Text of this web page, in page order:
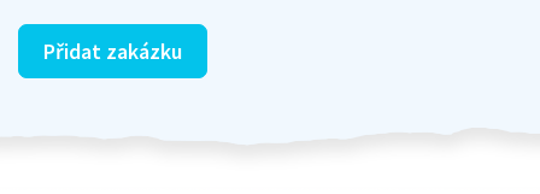
Přidat zakázku